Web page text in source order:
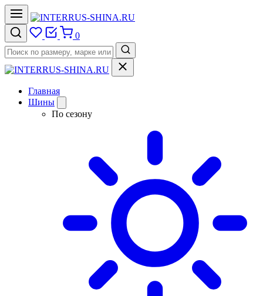
0
Главная
Шины
По сезону